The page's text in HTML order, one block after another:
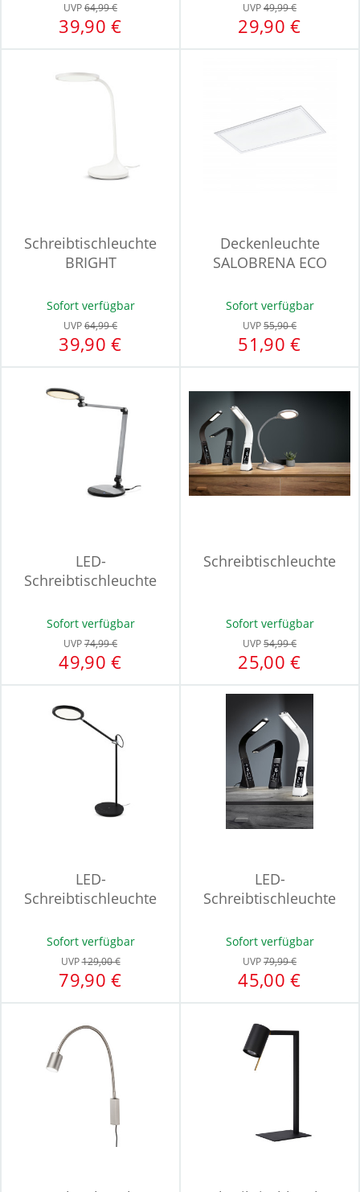
UVP64,99 €
39,90 €
UVP49,99 €
29,90 €
Schreibtischleuchte
BRIGHT
Sofort verfügbar
UVP64,99 €
39,90 €
Deckenleuchte
SALOBRENA ECO
Sofort verfügbar
UVP55,90 €
51,90 €
LED-
Schreibtischleuchte
Sofort verfügbar
UVP74,99 €
49,90 €
Schreibtischleuchte
Sofort verfügbar
UVP54,99 €
25,00 €
LED-
Schreibtischleuchte
Sofort verfügbar
UVP129,00 €
79,90 €
LED-
Schreibtischleuchte
Sofort verfügbar
UVP79,99 €
45,00 €